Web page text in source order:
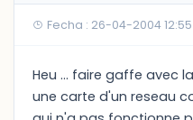
Fecha : 26-04-2004
Heu ... faire gaffe avec
une carte d'un reseau